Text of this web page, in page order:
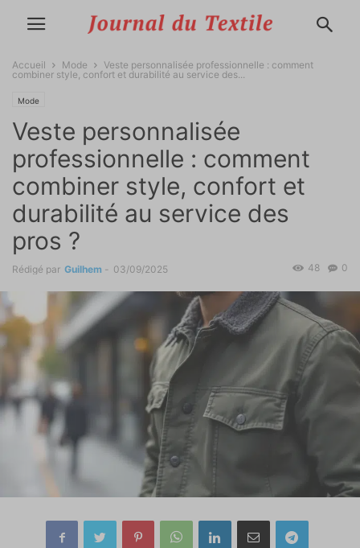
Accueil Mode
Veste personnalisée professionnelle : comment
combiner style, confort et durabilité au service des...
Mode
Veste personnalisée
professionnelle : comment
combiner style, confort et
durabilité au service des
pros ?
Rédigé par Guilhem - 03/09/2025 0
48